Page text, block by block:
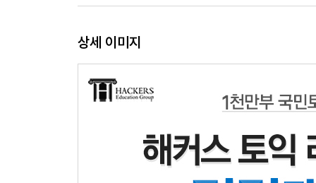
Chapter 17 등위접속사와 상관접속사
Chapter 18 관계절
Chapter 19 부사절
Chapter 20 명사절
Section 6 특수 구문
Chapter 21 비교 구문
Chapter 22 병치·도치 구문
상세 이미지